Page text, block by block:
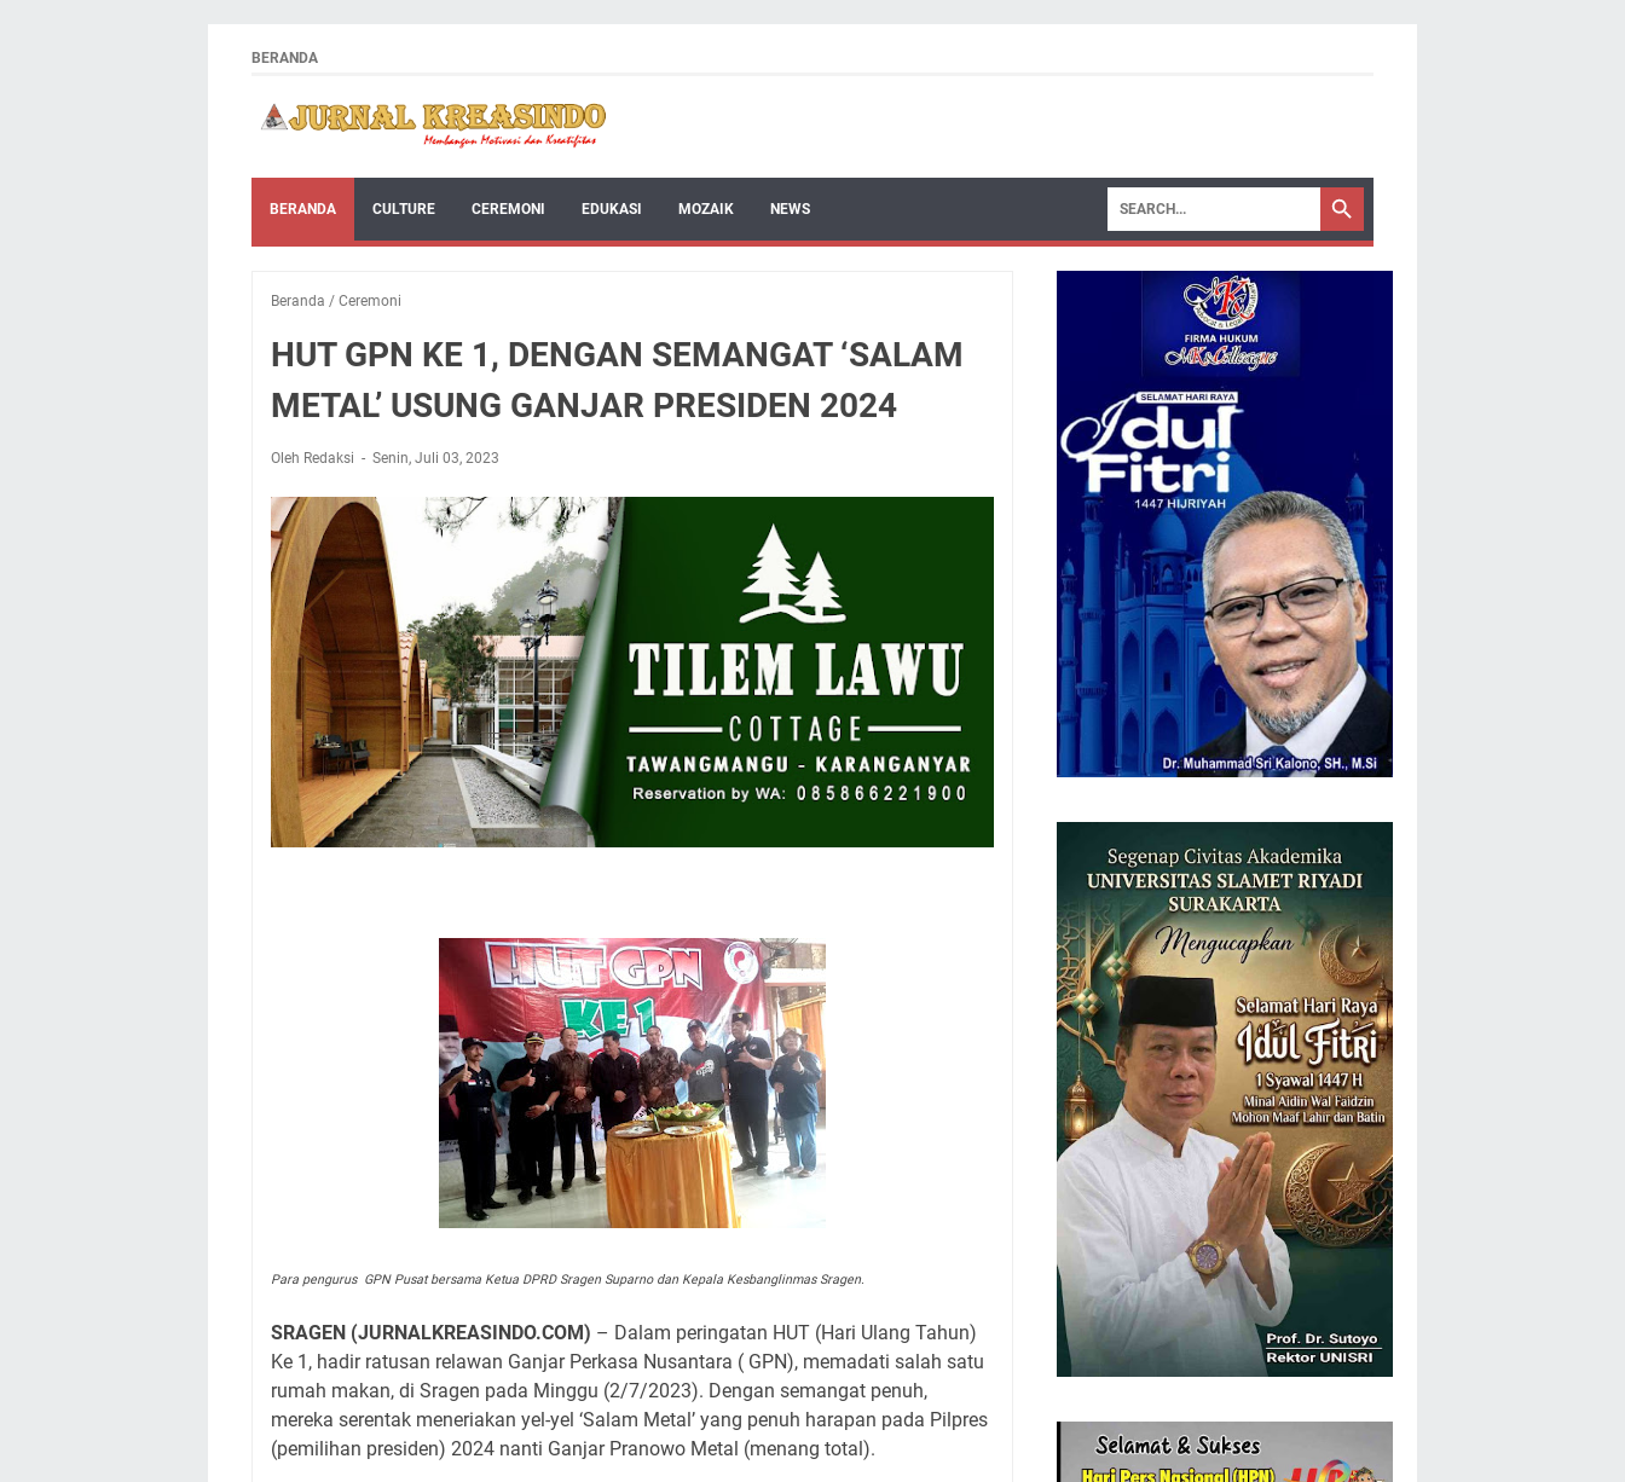
BERANDA
BERANDA CULTURE CEREMONI EDUKASI MOZAIK NEWS
Beranda / Ceremoni
HUT GPN KE 1, DENGAN SEMANGAT ‘SALAM
METAL’ USUNG GANJAR PRESIDEN 2024
Oleh Redaksi Senin, Juli 03, 2023
Para pengurus GPN Pusat bersama Ketua DPRD Sragen Suparno dan Kepala Kesbanglinmas Sragen.
SRAGEN (JURNALKREASINDO.COM) – Dalam peringatan HUT (Hari Ulang Tahun)
Ke 1, hadir ratusan relawan Ganjar Perkasa Nusantara ( GPN), memadati salah satu
rumah makan, di Sragen pada Minggu (2/7/2023). Dengan semangat penuh,
mereka serentak meneriakan yel-yel ‘Salam Metal’ yang penuh harapan pada Pilpres
(pemilihan presiden) 2024 nanti Ganjar Pranowo Metal (menang total).